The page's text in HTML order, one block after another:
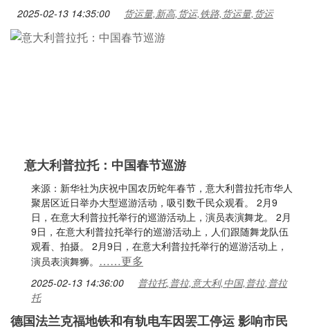
2025-02-13 14:35:00 货运量,新高,货运,铁路,货运量,货运
意大利普拉托：中国春节巡游
来源：新华社为庆祝中国农历蛇年春节，意大利普拉托市华人
聚居区近日举办大型巡游活动，吸引数千民众观看。 2月9
日，在意大利普拉托举行的巡游活动上，演员表演舞龙。 2月
9日，在意大利普拉托举行的巡游活动上，人们跟随舞龙队伍
观看、拍摄。 2月9日，在意大利普拉托举行的巡游活动上，
演员表演舞狮。 ……更多
2025-02-13 14:36:00
普拉托,普拉,意大利,中国,普拉,普拉
托
德国法兰克福地铁和有轨电车因罢工停运 影响市民